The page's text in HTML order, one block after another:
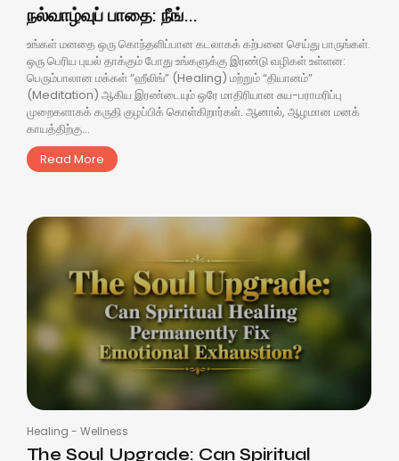
நல்வாழ்வுப் பாதை: நீங்...
உங்கள் மனதை ஒரு கொந்தளிப்பான கடலாகக் கற்பனை செய்து பாருங்கள்.
ஒரு பெரிய புயல் தாக்கும் போது உங்களுக்கு இரண்டு வழிகள் உள்ளன:
பெரும்பாலான மக்கள் “ஹீலிங்” (Healing) மற்றும் “தியானம்”
(Meditation) ஆகிய இரண்டையும் ஒரே மாதிரியான சுய-பராமரிப்பு
முறைகளாகக் கருதி குழப்பிக் கொள்கிறார்கள். ஆனால், ஆழமான மனக்
காயத்திற்கு...
Read More
Healing - Wellness
The Soul Upgrade: Can Spiritual